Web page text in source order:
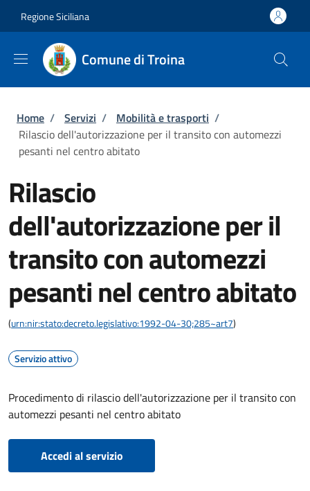
Regione Siciliana
Comune di Troina
Briciole di pane
Home / Servizi / Mobilità e trasporti /
Rilascio dell'autorizzazione per il transito con automezzi
pesanti nel centro abitato
Rilascio
dell'autorizzazione per il
transito con automezzi
pesanti nel centro abitato
(urn:nir:stato:decreto.legislativo:1992-04-30;285~art7)
Servizio attivo
Procedimento di rilascio dell'autorizzazione per il transito con
automezzi pesanti nel centro abitato
Accedi al servizio